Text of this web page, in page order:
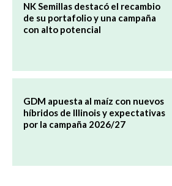
NK Semillas destacó el recambio
de su portafolio y una campaña
con alto potencial
GDM apuesta al maíz con nuevos
híbridos de Illinois y expectativas
por la campaña 2026/27